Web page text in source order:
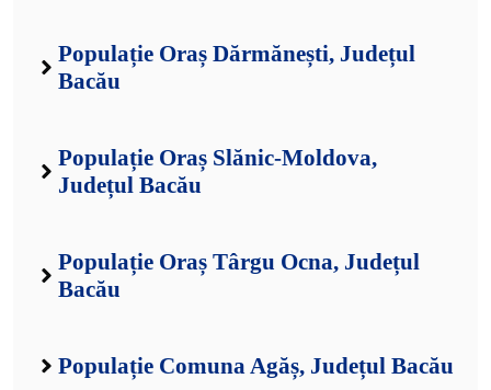
Populație Oraș Dărmănești, Județul
Bacău
Populație Oraș Slănic-Moldova,
Județul Bacău
Populație Oraș Târgu Ocna, Județul
Bacău
Populație Comuna Agăș, Județul Bacău